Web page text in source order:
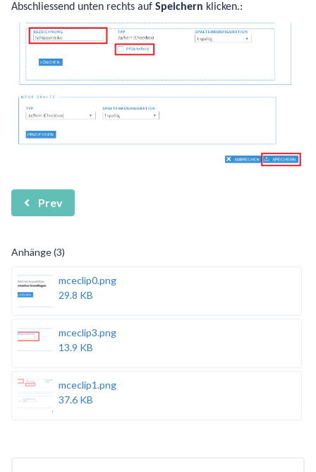
Abschliessend unten rechts auf Speichern klicken.:
Prev
Anhänge (3)
mceclip0.png
29.8 KB
mceclip3.png
13.9 KB
mceclip1.png
37.6 KB